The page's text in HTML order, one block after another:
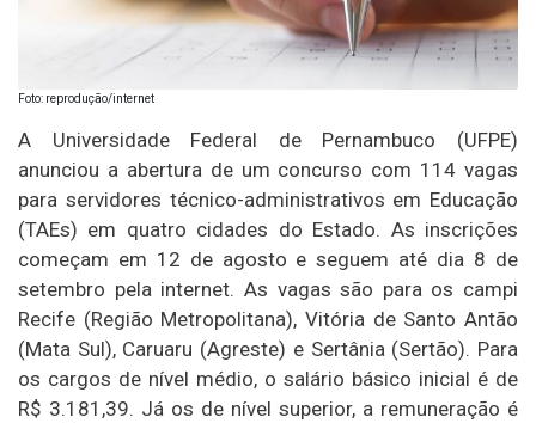
Foto: reprodução/internet
A Universidade Federal de Pernambuco (UFPE)
anunciou a abertura de um concurso com 114 vagas
para servidores técnico-administrativos em Educação
(TAEs) em quatro cidades do Estado. As inscrições
começam em 12 de agosto e seguem até dia 8 de
setembro pela internet. As vagas são para os campi
Recife (Região Metropolitana), Vitória de Santo Antão
(Mata Sul), Caruaru (Agreste) e Sertânia (Sertão). Para
os cargos de nível médio, o salário básico inicial é de
R$ 3.181,39. Já os de nível superior, a remuneração é